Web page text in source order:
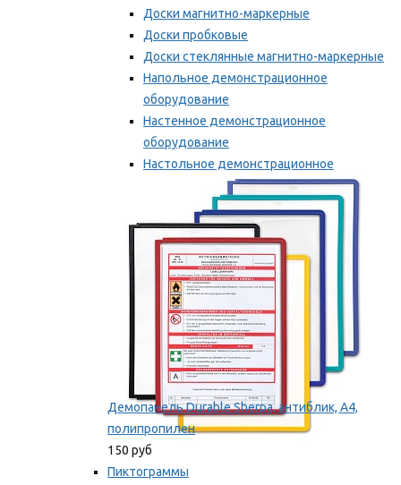
Доски магнитно-маркерные
Доски пробковые
Доски стеклянные магнитно-маркерные
Напольное демонстрационное
оборудование
Настенное демонстрационное
оборудование
Настольное демонстрационное
оборудование
Мы рекомендуем
Демопанель Durable Sherpa, антиблик, А4,
полипропилен
150 руб
Пиктограммы